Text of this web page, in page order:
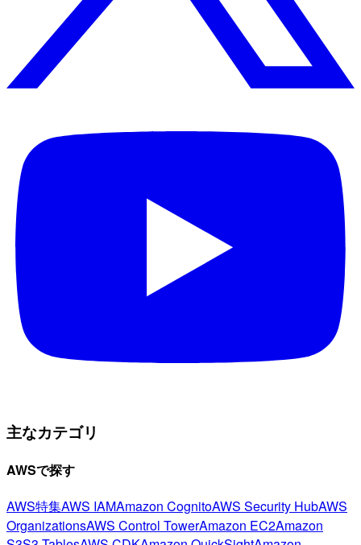
主なカテゴリ
AWSで探す
AWS特集AWS IAMAmazon CognitoAWS Security HubAWS
OrganizationsAWS Control TowerAmazon EC2Amazon